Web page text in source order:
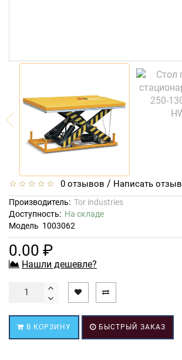
0 отзывов / Написать отзыв
Производитель: Tor industries
Доступность: На складе
Модель 1003062
0.00 ₽
Нашли дешевле?
В КОРЗИНУ БЫСТРЫЙ ЗАКАЗ